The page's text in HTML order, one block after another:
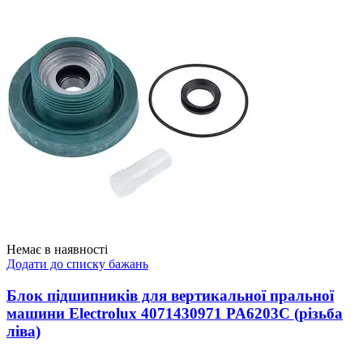
Немає в наявності
Додати до списку бажань
Блок підшипників для вертикальної пральної
машини Electrolux 4071430971 PA6203C (різьба
ліва)